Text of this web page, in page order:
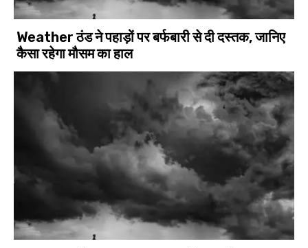
Weather ठंड ने पहाड़ों पर बर्फबारी से दी दस्तक, जानिए
कैसा रहेगा मौसम का हाल